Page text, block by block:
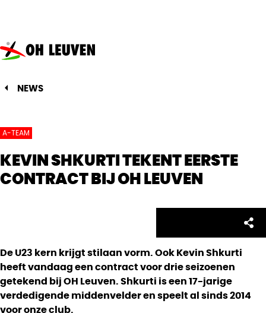
Oud-
Heverlee
Leuven
NEWS
A-TEAM
KEVIN SHKURTI TEKENT EERSTE
CONTRACT BIJ OH LEUVEN
De U23 kern krijgt stilaan vorm. Ook Kevin Shkurti
heeft vandaag een contract voor drie seizoenen
getekend bij OH Leuven. Shkurti is een 17-jarige
verdedigende middenvelder en speelt al sinds 2014
voor onze club.